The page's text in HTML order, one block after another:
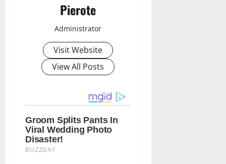
Pierote
Administrator
Visit Website
View All Posts